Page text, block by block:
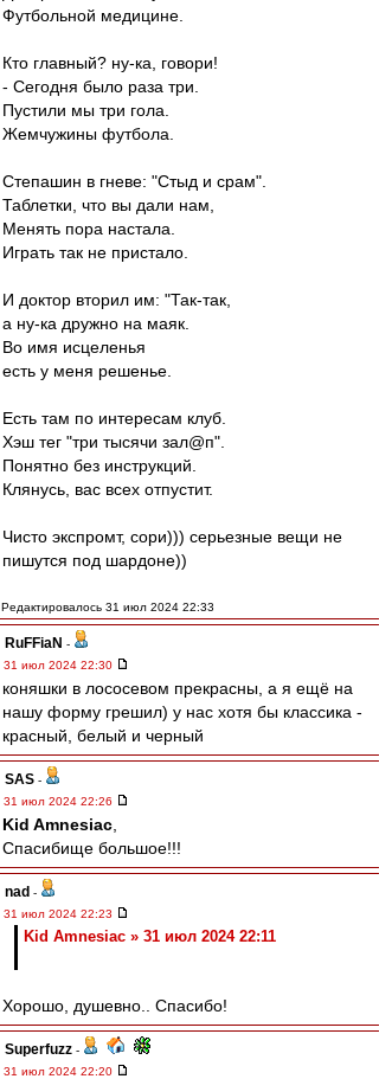
Футбольной медицине.
Кто главный? ну-ка, говори!
- Сегодня было раза три.
Пустили мы три гола.
Жемчужины футбола.
Степашин в гневе: "Стыд и срам".
Таблетки, что вы дали нам,
Менять пора настала.
Играть так не пристало.
И доктор вторил им: "Так-так,
а ну-ка дружно на маяк.
Во имя исцеленья
есть у меня решенье.
Есть там по интересам клуб.
Хэш тег "три тысячи зал@п".
Понятно без инструкций.
Клянусь, вас всех отпустит.
Чисто экспромт, сори))) серьезные вещи не
пишутся под шардоне))
Редактировалось 31 июл 2024 22:33
RuFFiaN -
31 июл 2024 22:30
коняшки в лососевом прекрасны, а я ещё на
нашу форму грешил) у нас хотя бы классика -
красный, белый и черный
SAS -
31 июл 2024 22:26
Kid Amnesiac
Спасибище большое!!!
nad -
31 июл 2024 22:23
Kid Amnesiac » 31 июл 2024 22:11
Хорошо, душевно.. Спасибо!
Superfuzz -
31 июл 2024 22:20